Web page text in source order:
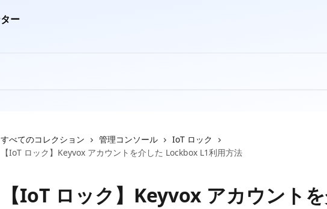
すべてのコレクション 管理コンソール
IoT ロック
【IoT ロック】Keyvox アカウントを介した Lockbox L1利用方法
【IoT ロック】Keyvox アカウント